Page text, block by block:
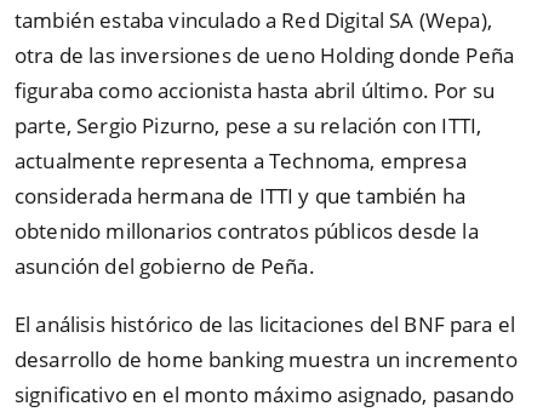
también estaba vinculado a Red Digital SA (Wepa),
otra de las inversiones de ueno Holding donde Peña
figuraba como accionista hasta abril último. Por su
parte, Sergio Pizurno, pese a su relación con ITTI,
actualmente representa a Technoma, empresa
considerada hermana de ITTI y que también ha
obtenido millonarios contratos públicos desde la
asunción del gobierno de Peña.
El análisis histórico de las licitaciones del BNF para el
desarrollo de home banking muestra un incremento
significativo en el monto máximo asignado, pasando